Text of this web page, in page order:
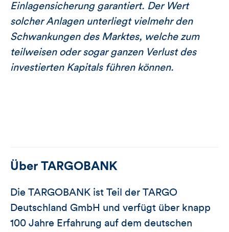
Einlagensicherung garantiert. Der Wert
solcher Anlagen unterliegt vielmehr den
Schwankungen des Marktes, welche zum
teilweisen oder sogar ganzen Verlust des
investierten Kapitals führen können.
Über TARGOBANK
Die TARGOBANK ist Teil der TARGO
Deutschland GmbH und verfügt über knapp
100 Jahre Erfahrung auf dem deutschen